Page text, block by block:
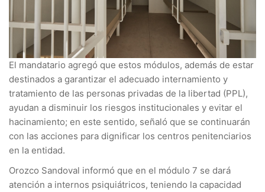
El mandatario agregó que estos módulos, además de estar
destinados a garantizar el adecuado internamiento y
tratamiento de las personas privadas de la libertad (PPL),
ayudan a disminuir los riesgos institucionales y evitar el
hacinamiento; en este sentido, señaló que se continuarán
con las acciones para dignificar los centros penitenciarios
en la entidad.
Orozco Sandoval informó que en el módulo 7 se dará
atención a internos psiquiátricos, teniendo la capacidad